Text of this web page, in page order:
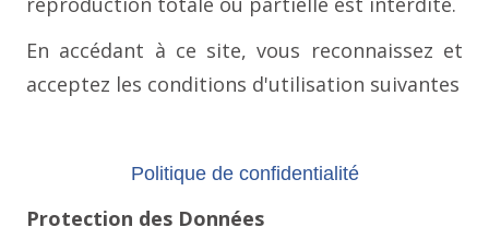
En accédant à ce site, vous reconnaissez et
acceptez les conditions d'utilisation suivantes
Politique de confidentialité
Protection des Données